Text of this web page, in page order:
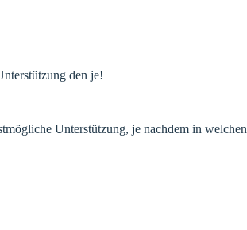
den je!
Unterstützung, je nachdem in welchen